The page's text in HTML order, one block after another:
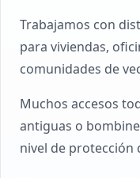
Trabajamos con
para viviendas,
comunidades de
Muchos accesos
antiguas o
nivel de protección